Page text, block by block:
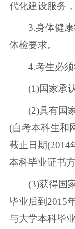
代化建设服务
3.身体健康
体检要求。
4.考生必须
(1)国家承认
(2)具有国家
(自考本科生和
截止日期(2014
本科毕业证书
(3)获得国家
毕业后到2015
与大学本科毕